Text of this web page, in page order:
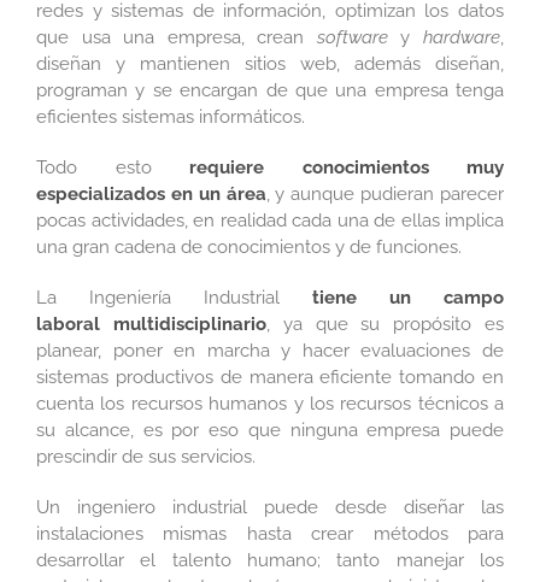
redes y sistemas de información, optimizan los datos
que usa una empresa, crean softwareyhardware,
diseñan y mantienen sitios web, además diseñan,
programan y se encargan de que una empresa tenga
eficientes sistemas informáticos.
Todo esto requiere conocimientos muy
especializados en un área, y aunque pudieran parecer
pocas actividades, en realidad cada una de ellas implica
una gran cadena de conocimientos y de funciones.
La Ingeniería Industrial tiene un campo
laboral multidisciplinario, ya que su propósito es
planear, poner en marcha y hacer evaluaciones de
sistemas productivos de manera eficiente tomando en
cuenta los recursos humanos y los recursos técnicos a
su alcance, es por eso que ninguna empresa puede
prescindir de sus servicios.
Un ingeniero industrial puede desde diseñar las
instalaciones mismas hasta crear métodos para
desarrollar el talento humano; tanto manejar los